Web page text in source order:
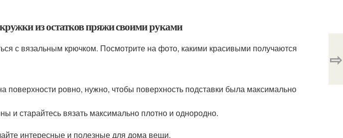
из остатков пряжи своими руками
с вязальным крючком. Посмотрите на фото, какими красивыми получаются
поверхности ровно, нужно, чтобы поверхность подставки была максимально
и старайтесь вязать максимально плотно и однородно.
интересные и полезные для дома вещи.
⇨